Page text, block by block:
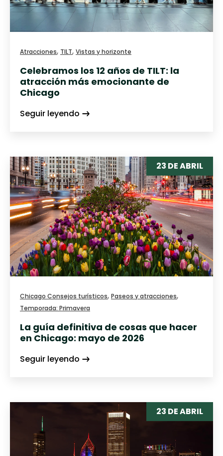
Atracciones, TILT, Vistas y horizonte
Celebramos los 12 años de TILT: la
atracción más emocionante de
Chicago
Seguir leyendo
23 DE ABRIL
Chicago Consejos turísticos, Paseos y atracciones,
Temporada: Primavera
La guía definitiva de cosas que hacer
en Chicago: mayo de 2026
Seguir leyendo
23 DE ABRIL